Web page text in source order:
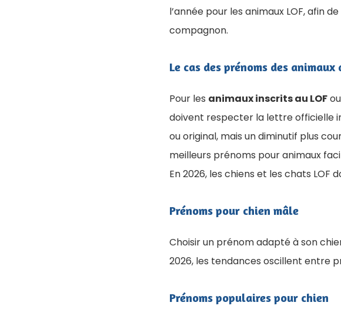
l’année pour les animaux LOF, afin
compagnon.
Le cas des prénoms des
Pour les animaux inscrits au LOF
doivent respecter la lettre officielle
ou original, mais un diminutif plus
meilleurs prénoms pour animaux
En 2026, les chiens et les chats LOF
Prénoms pour chien mâle
Choisir un prénom adapté à son
2026, les tendances oscillent entre
Prénoms populaires pour chien